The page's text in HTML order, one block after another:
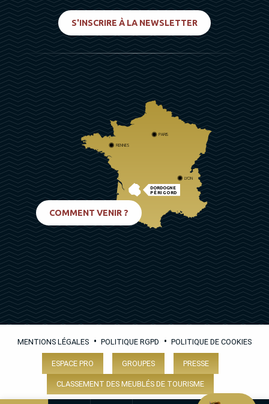
S'INSCRIRE À LA NEWSLETTER
DORDOGNE
PÉRIGORD
PARIS
RENNES
LYON
COMMENT VENIR ?
MENTIONS LÉGALES • POLITIQUE RGPD • POLITIQUE DE COOKIES
ESPACE PRO GROUPES PRESSE
CLASSEMENT DES MEUBLÉS DE TOURISME